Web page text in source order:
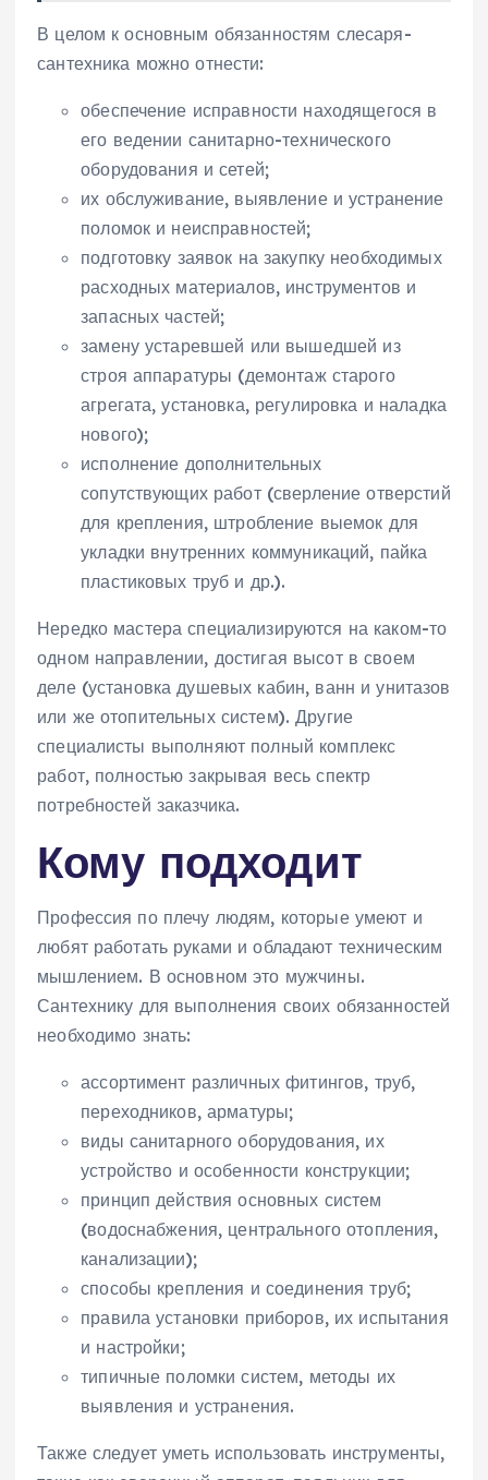
В целом к основным обязанностям слесаря-
сантехника можно отнести:
обеспечение исправности находящегося в
его ведении санитарно-технического
оборудования и сетей;
их обслуживание, выявление и устранение
поломок и неисправностей;
подготовку заявок на закупку необходимых
расходных материалов, инструментов и
запасных частей;
замену устаревшей или вышедшей из
строя аппаратуры (демонтаж старого
агрегата, установка, регулировка и наладка
нового);
исполнение дополнительных
сопутствующих работ (сверление отверстий
для крепления, штробление выемок для
укладки внутренних коммуникаций, пайка
пластиковых труб и др.).
Нередко мастера специализируются на каком-то
одном направлении, достигая высот в своем
деле (установка душевых кабин, ванн и унитазов
или же отопительных систем). Другие
специалисты выполняют полный комплекс
работ, полностью закрывая весь спектр
потребностей заказчика.
Кому подходит
Профессия по плечу людям, которые умеют и
любят работать руками и обладают техническим
мышлением. В основном это мужчины.
Сантехнику для выполнения своих обязанностей
необходимо знать:
ассортимент различных фитингов, труб,
переходников, арматуры;
виды санитарного оборудования, их
устройство и особенности конструкции;
принцип действия основных систем
(водоснабжения, центрального отопления,
канализации);
способы крепления и соединения труб;
правила установки приборов, их испытания
и настройки;
типичные поломки систем, методы их
выявления и устранения.
Также следует уметь использовать инструменты,